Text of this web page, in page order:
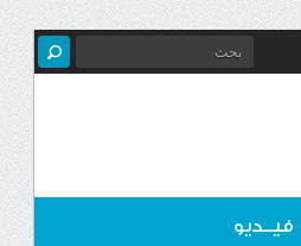
فيــديو